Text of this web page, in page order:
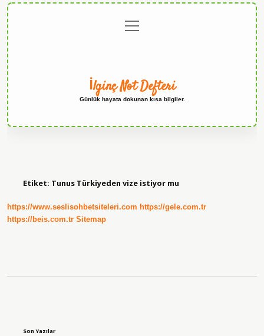
menüyü
aç
İlginç Not Defteri
Günlük hayata dokunan kısa bilgiler.
Etiket: Tunus Türkiyeden vize istiyor mu
https://www.seslisohbetsiteleri.com https://gele.com.tr
https://beis.com.tr Sitemap
Son Yazılar